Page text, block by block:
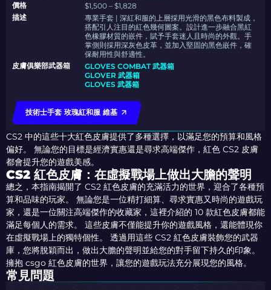
價格
$1,500 – $1,828
描述
專業手套 | 深紅和服的上層採用光滑的黑色布料製成，
搭配引人注目的紅色幾何圖案。設計進一步融合黑紅
色橡膠材質的嵌件，賦予手套迷人且時尚的外觀。手
掌側則採用深灰色皮革，並加入堅固的黑色嵌件，確
保耐用性與舒適性。
皮膚俱樂部武器箱
GLOVES COMBAT 武器箱
GLOVER 武器箱
GLOVES 武器箱
技術士手套 玫瑰紅和服 維基
CS2 中的這些十大紅色皮膚提供了多種選擇，以滿足您的預算和風格
偏好。 無論您的目標是經濟實惠還是尋求高端傑作，紅色 CS2 皮膚
都會提升您的遊戲美感。
CS2 紅色皮膚：在虛擬戰場上做出大膽的聲明
總之，本指南揭開了 CS2 紅色皮膚的充滿活力的世界，迎合了各種預
算和品味的玩家。 無論您是一位精打細算、尋求實惠又時尚的遊戲玩
家，還是一位關注高端傑作的收藏家，這裡介紹的 10 款紅色皮膚都能
滿足每個人的需求。 這些皮膚不僅能提升你的遊戲風格，還能體現你
在虛擬戰場上的獨特個性。 透過用這些 CS2 紅色皮膚裝飾您的武器
庫，您將脫穎而出，做出大膽的聲明並給您的對手留下持久的印象。
擁抱 csgo 紅色皮膚的世界，讓您的遊戲玩法充分展現您的風格。
常見問題